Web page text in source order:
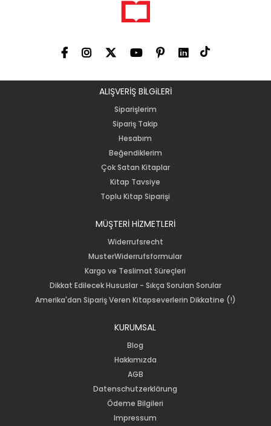
ALIŞVERİŞ BİLGiLERİ
Siparişlerim
Sipariş Takip
Hesabım
Beğendiklerim
Çok Satan Kitaplar
Kitap Tavsiye
Toplu Kitap Siparişi
MÜŞTERİ HİZMETLERİ
Widerrufsrecht
MusterWiderrufsformular
Kargo ve Teslimat Süreçleri
Dikkat Edilecek Hususlar - Sıkça Sorulan Sorular
Amerika'dan Sipariş Veren Kitapseverlerin Dikkatine (!)
KURUMSAL
Blog
Hakkımızda
AGB
Datenschutzerklärung
Ödeme Bilgileri
Impressum